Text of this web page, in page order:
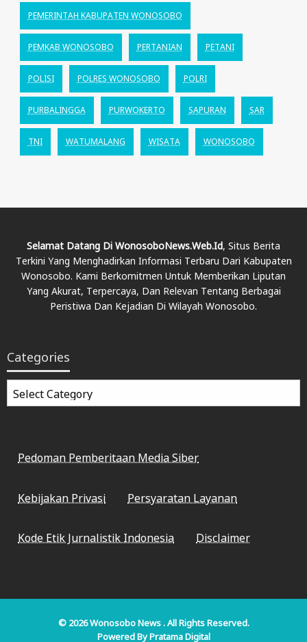
PEMERINTAH KABUPATEN WONOSOBO
PEMKAB WONOSOBO PERTANIAN PETANI
POLISI POLRES WONOSOBO POLRI
PURBALINGGA PURWOKERTO SAPURAN SAR
TNI WATUMALANG WISATA WONOSOBO
Selamat Datang Di WonosoboNews.web.id, Situs Berita
Terkini Yang Menghadirkan Informasi Terbaru Dari Kabupaten
Wonosobo. Kami Berkomitmen Untuk Memberikan Liputan
Yang Akurat, Terpercaya, Dan Relevan Tentang Berbagai
Peristiwa Dan Kejadian Di Wilayah Wonosobo.
Categories
Categories
Pedoman Pemberitaan Media Siber
Kebijakan Privasi Persyaratan Layanan
Kode Etik Jurnalistik Indonesia Disclaimer
© 2026Wonosobo News. All Rights Reserved.
Powered ByPratama Digital